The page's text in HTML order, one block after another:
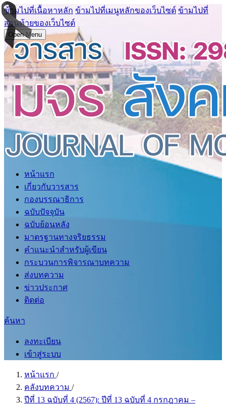
ข้ามไปที่เนื้อหาหลัก ข้ามไปที่เมนูหลักของเว็บไซต์ ข้ามไปที่
ส่วนท้ายของเว็บไซต์
Open Menu
หน้าแรก
เกี่ยวกับวารสาร
กองบรรณาธิการ
ฉบับปัจจุบัน
ฉบับย้อนหลัง
มาตรฐานทางจริยธรรม
คำแนะนำสำหรับผู้เขียน
กระบวนการพิจารณาบทความ
ส่งบทความ
ข่าวประกาศ
ติดต่อ
ค้นหา
ลงทะเบียน
เข้าสู่ระบบ
หน้าแรก /
คลังบทความ /
ปีที่ 13 ฉบับที่ 4 (2567): ปีที่ 13 ฉบับที่ 4 กรกฎาคม –